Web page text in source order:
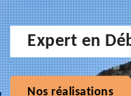
Expert en
Nos réalisations